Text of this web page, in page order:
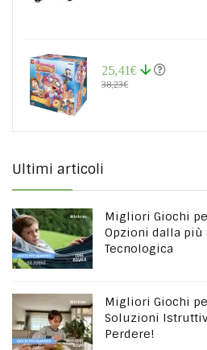
25,41€
38,23€
Ultimi articoli
Migliori Giochi
Opzioni dalla più
Tecnologica
Migliori Giochi
Soluzioni
Perdere!